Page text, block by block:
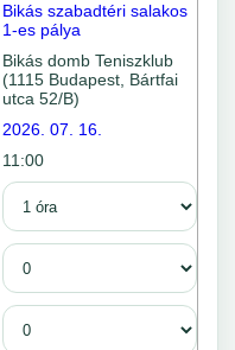
Bikás szabadtéri salakos
1-es pálya
Bikás domb Teniszklub
(1115 Budapest, Bártfai
utca 52/B)
2026. 07. 16.
11:00